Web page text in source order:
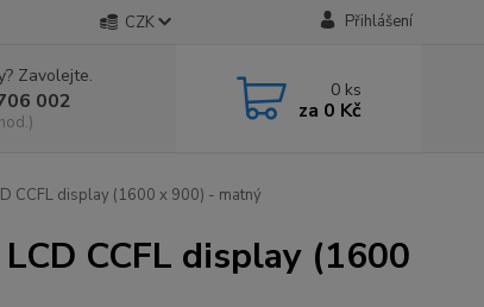
CZK Přihlášení
Zavolejte.
002 0 ks
za 0 Kč
CCFL display (1600 x 900) - matný
CCFL display (1600